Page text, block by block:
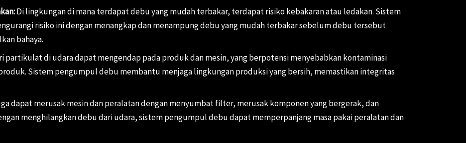
Di lingkungan di mana terdapat debu yang mudah terbakar, terdapat risiko kebakaran atau ledakan. Sistem
risiko ini dengan menangkap dan menampung debu yang mudah terbakar sebelum debu tersebut
bahaya.
partikulat di udara dapat mengendap pada produk dan mesin, yang berpotensi menyebabkan kontaminasi
Sistem pengumpul debu membantu menjaga lingkungan produksi yang bersih, memastikan integritas
dapat merusak mesin dan peralatan dengan menyumbat filter, merusak komponen yang bergerak, dan
menghilangkan debu dari udara, sistem pengumpul debu dapat memperpanjang masa pakai peralatan dan